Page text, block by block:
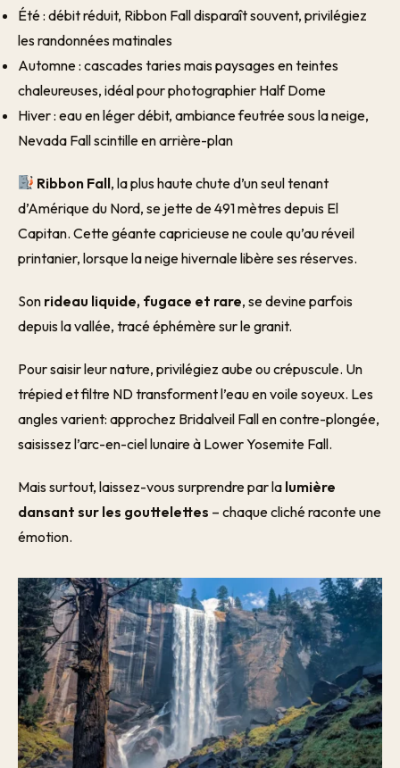
Été : débit réduit, Ribbon Fall disparaît souvent, privilégiez
les randonnées matinales
Automne : cascades taries mais paysages en teintes
chaleureuses, idéal pour photographier Half Dome
Hiver : eau en léger débit, ambiance feutrée sous la neige,
Nevada Fall scintille en arrière-plan
Ribbon Fall, la plus haute chute d’un seul tenant
d’Amérique du Nord, se jette de 491 mètres depuis El
Capitan. Cette géante capricieuse ne coule qu’au réveil
printanier, lorsque la neige hivernale libère ses réserves.
Son rideau liquide, fugace et rare, se devine parfois
depuis la vallée, tracé éphémère sur le granit.
Pour saisir leur nature, privilégiez aube ou crépuscule. Un
trépied et filtre ND transforment l’eau en voile soyeux. Les
angles varient: approchez Bridalveil Fall en contre-plongée,
saisissez l’arc-en-ciel lunaire à Lower Yosemite Fall.
Mais surtout, laissez-vous surprendre par la lumière
dansant sur les gouttelettes – chaque cliché raconte une
émotion.